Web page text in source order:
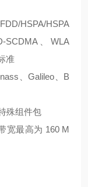
HSPA/HSPA
SCDMA、WLA
准
、Galileo、B
殊组件包
宽最高为 160 M